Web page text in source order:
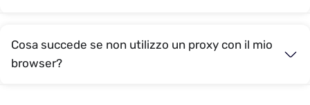
Cosa succede se non utilizzo un proxy con il mio
browser?